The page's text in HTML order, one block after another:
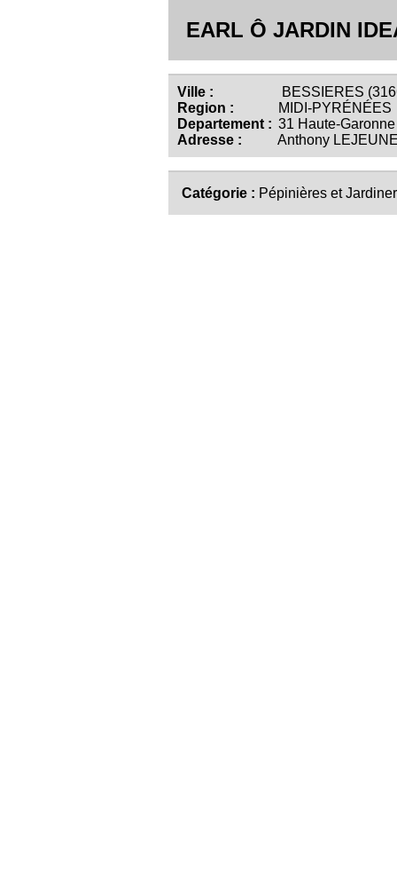
EARL Ô JARDIN
Ville :
BESSIERES
Region :
MIDI-PYRÉNÉES
Departement : 31 Haute-Garonne
Adresse :
Anthony
Catégorie : Pépinières et